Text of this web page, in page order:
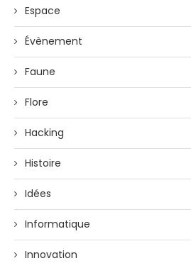
Espace
Évènement
Faune
Flore
Hacking
Histoire
Idées
Informatique
Innovation